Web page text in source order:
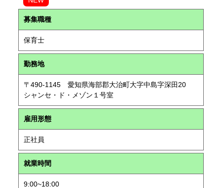
募集職種
保育士
勤務地
〒490-1145 愛知県海部郡大治町大字中島字深田20
シャンセ・ド・メゾン１号室
雇用形態
正社員
就業時間
9:00~18:00